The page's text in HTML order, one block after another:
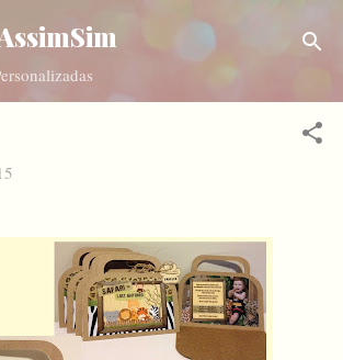
para o conteúdo principal